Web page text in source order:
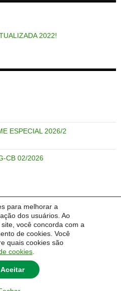
para melhorar a
dos usuários. Ao
você concorda com a
de cookies. Você
quais cookies são
cookies
Aceitar
2022!
ESPECIAL 2026/2
CB 02/2026